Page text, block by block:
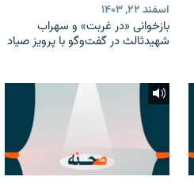
اسفند ۲۲, ۱۴۰۳
بازخوانی «در غربت» و سهراب
شهیدثالث در گفت‌وگو با پرویز صیاد